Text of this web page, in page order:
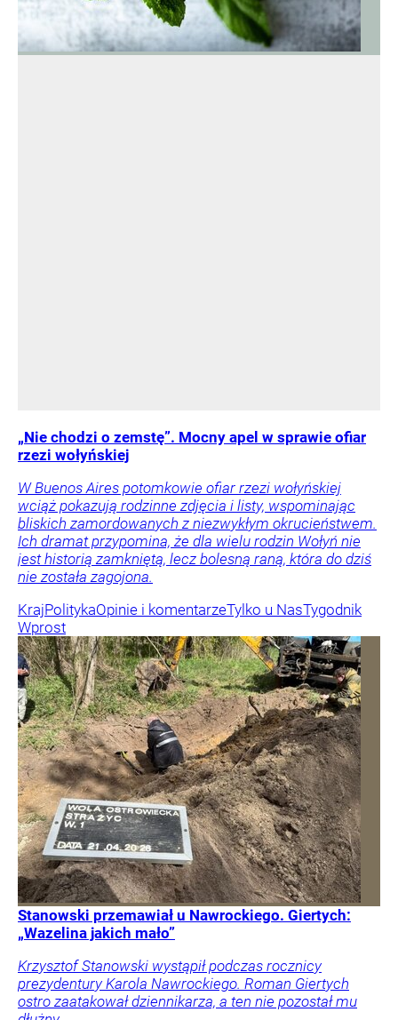
„Nie chodzi o zemstę”. Mocny apel w sprawie ofiar
rzezi wołyńskiej
W Buenos Aires potomkowie ofiar rzezi wołyńskiej
wciąż pokazują rodzinne zdjęcia i listy, wspominając
bliskich zamordowanych z niezwykłym okrucieństwem.
Ich dramat przypomina, że dla wielu rodzin Wołyń nie
jest historią zamkniętą, lecz bolesną raną, która do dziś
nie została zagojona.
KrajPolitykaOpinie i komentarzeTylko u NasTygodnik
Wprost
Stanowski przemawiał u Nawrockiego. Giertych:
„Wazelina jakich mało”
Krzysztof Stanowski wystąpił podczas rocznicy
prezydentury Karola Nawrockiego. Roman Giertych
ostro zaatakował dziennikarza, a ten nie pozostał mu